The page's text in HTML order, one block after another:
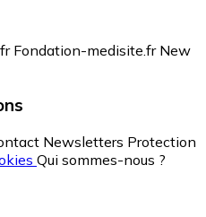
Fondation-medisite.fr New
Newsletters Protection
Qui sommes-nous ?